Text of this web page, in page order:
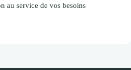
au service de vos besoins